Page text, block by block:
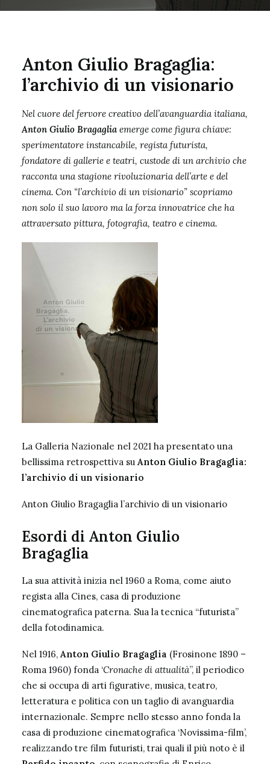
Anton Giulio Bragaglia:
l’archivio di un visionario
Nel cuore del fervore creativo dell’avanguardia italiana,
Anton Giulio Bragaglia emerge come figura chiave:
sperimentatore instancabile, regista futurista,
fondatore di gallerie e teatri, custode di un archivio che
racconta una stagione rivoluzionaria dell’arte e del
cinema. Con “l’archivio di un visionario” scopriamo
non solo il suo lavoro ma la forza innovatrice che ha
attraversato pittura, fotografia, teatro e cinema.
La Galleria Nazionale nel 2021 ha presentato una
bellissima retrospettiva su Anton Giulio Bragaglia:
l’archivio di un visionario
Anton Giulio Bragaglia l’archivio di un visionario
Esordi di Anton Giulio
Bragaglia
La sua attività inizia nel 1960 a Roma, come aiuto
regista alla Cines, casa di produzione
cinematografica paterna. Sua la tecnica “futurista”
della fotodinamica.
Nel 1916, Anton Giulio Bragaglia (Frosinone 1890 –
Roma 1960) fonda ‘Cronache di attualità”, il periodico
che si occupa di arti figurative, musica, teatro,
letteratura e politica con un taglio di avanguardia
internazionale. Sempre nello stesso anno fonda la
casa di produzione cinematografica ‘Novissima-film’,
realizzando tre film futuristi, trai quali il più noto è il